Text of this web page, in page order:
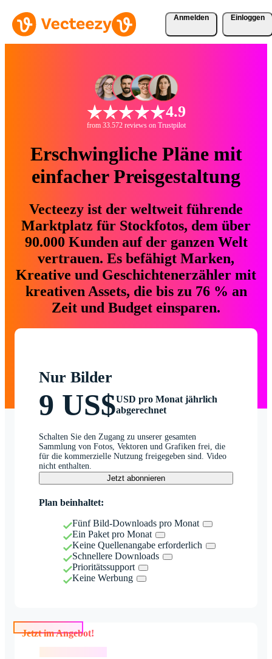
Anmelden Einloggen
4.9
from 33.572 reviews on Trustpilot
Erschwingliche Pläne mit
einfacher Preisgestaltung
Vecteezy ist der weltweit führende
Marktplatz für Stockfotos, dem über
90.000 Kunden auf der ganzen Welt
vertrauen. Es befähigt Marken,
Kreative und Geschichtenerzähler mit
kreativen Assets, die bis zu 76 % an
Zeit und Budget einsparen.
Nur Bilder
9 US$USD pro Monat jährlich
abgerechnet
Schalten Sie den Zugang zu unserer gesamten
Sammlung von Fotos, Vektoren und Grafiken frei, die
für die kommerzielle Nutzung freigegeben sind. Video
nicht enthalten.
Jetzt abonnieren
Plan beinhaltet:
Fünf Bild-Downloads pro Monat
Ein Paket pro Monat
Keine Quellenangabe erforderlich
Schnellere Downloads
Prioritätssupport
Keine Werbung
Jetzt im Angebot!